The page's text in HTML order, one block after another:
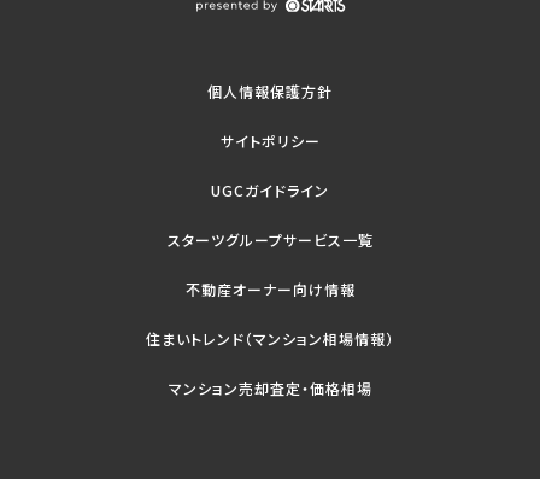
個人情報保護方針
サイトポリシー
UGCガイドライン
スターツグループサービス一覧
不動産オーナー向け情報
住まいトレンド（マンション相場情報）
マンション売却査定・価格相場